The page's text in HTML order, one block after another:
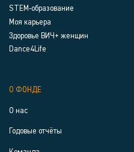
STEM-образование
Моя карьера
Здоровье ВИЧ+ женщин
Dance4Life
О ФОНДЕ
О нас
Годовые отчёты